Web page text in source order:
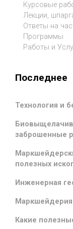
Курсовые
Лекции,
Ответы на
Программы
Работы и
Последнее
Технология и
заброшенные
полезных
Инженерная
Маркшейдерия
Какие